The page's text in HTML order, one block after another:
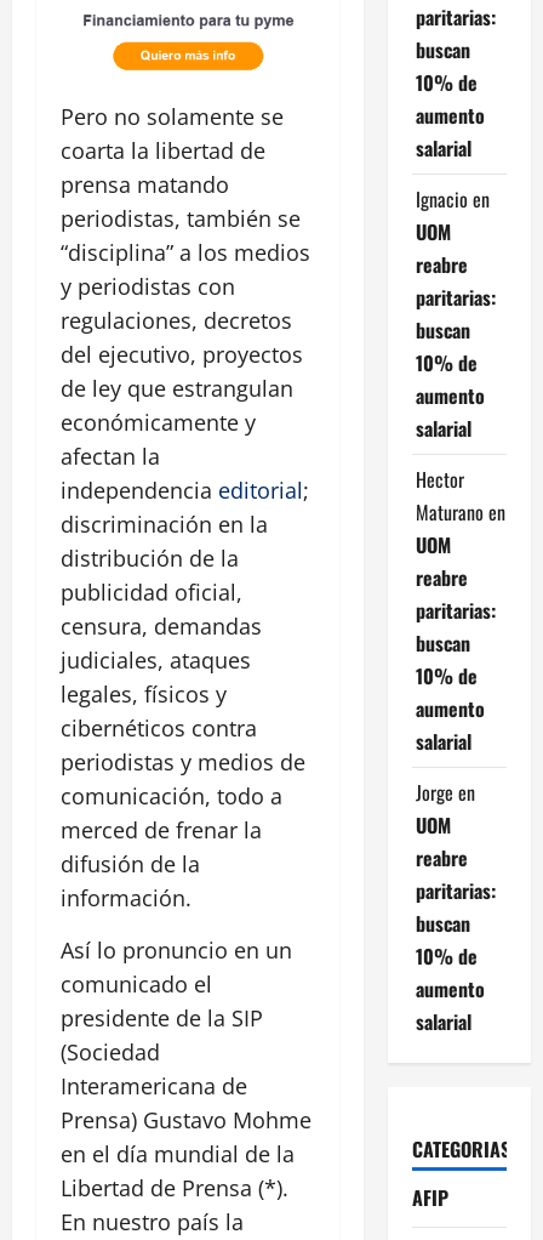
Pero no solamente se
coarta la libertad de
prensa matando
periodistas, también se
“disciplina” a los medios
y periodistas con
regulaciones, decretos
del ejecutivo, proyectos
de ley que estrangulan
económicamente y
afectan la
independencia editorial;
discriminación en la
distribución de la
publicidad oficial,
censura, demandas
judiciales, ataques
legales, físicos y
cibernéticos contra
periodistas y medios de
comunicación, todo a
merced de frenar la
difusión de la
información.
Así lo pronuncio en un
comunicado el
presidente de la SIP
(Sociedad
Interamericana de
Prensa) Gustavo Mohme
en el día mundial de la
Libertad de Prensa (*).
En nuestro país la
paritarias:
buscan
10% de
aumento
salarial
Ignacio en
UOM
reabre
paritarias:
buscan
10% de
aumento
salarial
Hector
Maturano en
UOM
reabre
paritarias:
buscan
10% de
aumento
salarial
Jorge en
UOM
reabre
paritarias:
buscan
10% de
aumento
salarial
CATEGORIAS
AFIP